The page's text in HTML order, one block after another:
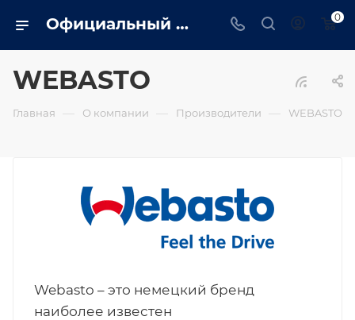
Официальный сайт дилера WEBASTO в Ярославле. Вся информация о генераторах WEBASTO, сервис, монтаж, обслуживание 0
WEBASTO
Главная — О компании — Производители — WEBASTO
Webasto – это немецкий бренд
наиболее известен